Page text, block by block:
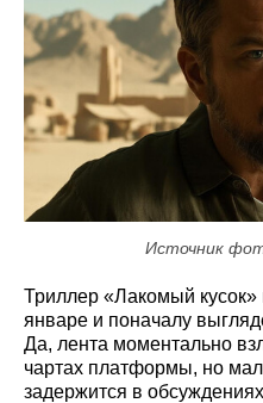
Источник
Триллер «Лакомый
январе и поначалу
Да, лента моментально
чартах платформы, но
задержится в